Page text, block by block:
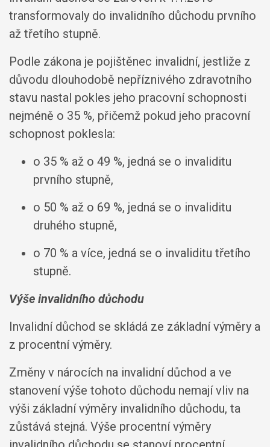
transformovaly do invalidního důchodu prvního
až třetího stupně.
Podle zákona je pojištěnec invalidní, jestliže z
důvodu dlouhodobě nepříznivého zdravotního
stavu nastal pokles jeho pracovní schopnosti
nejméně o 35 %, přičemž pokud jeho pracovní
schopnost poklesla:
o 35 % až o 49 %, jedná se o invaliditu
prvního stupně,
o 50 % až o 69 %, jedná se o invaliditu
druhého stupně,
o 70 % a více, jedná se o invaliditu třetího
stupně.
Výše invalidního důchodu
Invalidní důchod se skládá ze základní výměry a
z procentní výměry.
Změny v nárocích na invalidní důchod a ve
stanovení výše tohoto důchodu nemají vliv na
výši základní výměry invalidního důchodu, ta
zůstává stejná. Výše procentní výměry